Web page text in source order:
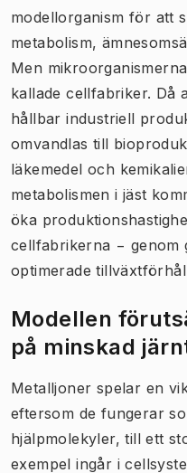
modellorganism för att
metabolism,
Men
kallade cellfabriker. Då
hållbar industriell
omvandlas till
läkemedel och
metabolisme​n i jäst
öka
cellfabrikerna − genom
optimerade
Modellen
på minskad
Metalljoner spelar en
eftersom de fungerar
hjälpmolekyler, till ett
exempel ingår i